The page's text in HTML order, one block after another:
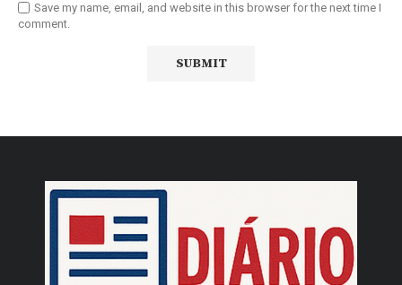
Save my name, email, and website in this browser for the next time I
comment.